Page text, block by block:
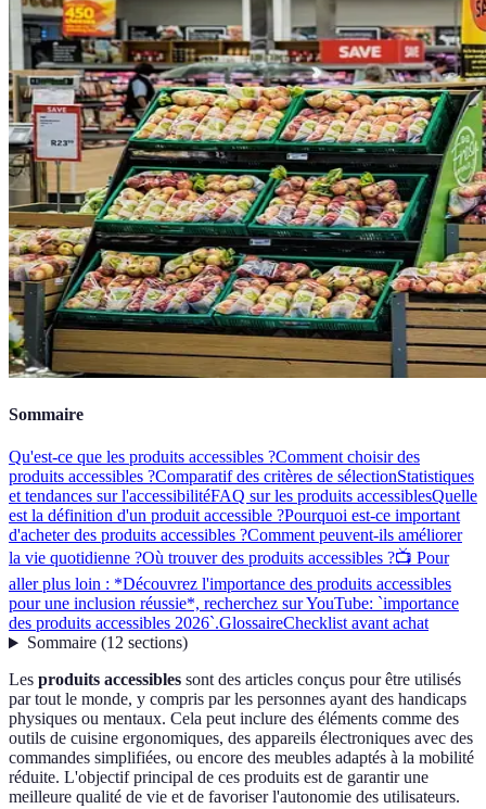
Sommaire
Qu'est-ce que les produits accessibles ?Comment choisir des
produits accessibles ?Comparatif des critères de sélectionStatistiques
et tendances sur l'accessibilitéFAQ sur les produits accessiblesQuelle
est la définition d'un produit accessible ?Pourquoi est-ce important
d'acheter des produits accessibles ?Comment peuvent-ils améliorer
la vie quotidienne ?Où trouver des produits accessibles ?📺 Pour
aller plus loin : *Découvrez l'importance des produits accessibles
pour une inclusion réussie*, recherchez sur YouTube: `importance
des produits accessibles 2026`.GlossaireChecklist avant achat
Sommaire(12 sections)
Les produits accessibles sont des articles conçus pour être utilisés
par tout le monde, y compris par les personnes ayant des handicaps
physiques ou mentaux. Cela peut inclure des éléments comme des
outils de cuisine ergonomiques, des appareils électroniques avec des
commandes simplifiées, ou encore des meubles adaptés à la mobilité
réduite. L'objectif principal de ces produits est de garantir une
meilleure qualité de vie et de favoriser l'autonomie des utilisateurs.